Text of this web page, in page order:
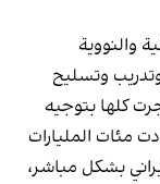
والنووية
وتدريب وتسليح
كلها بتوجيه
مئات المليارات
بشكل مباشر،